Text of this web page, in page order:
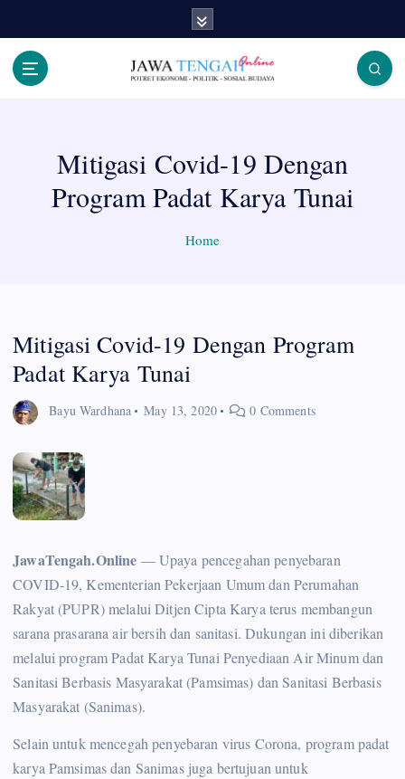
Mitigasi Covid-19 Dengan
Program Padat Karya Tunai
Home
Mitigasi Covid-19 Dengan Program
Padat Karya Tunai
Bayu Wardhana May 13, 2020 0 Comments
JawaTengah.Online — Upaya pencegahan penyebaran
COVID-19, Kementerian Pekerjaan Umum dan Perumahan
Rakyat (PUPR) melalui Ditjen Cipta Karya terus membangun
sarana prasarana air bersih dan sanitasi. Dukungan ini diberikan
melalui program Padat Karya Tunai Penyediaan Air Minum dan
Sanitasi Berbasis Masyarakat (Pamsimas) dan Sanitasi Berbasis
Masyarakat (Sanimas).
Selain untuk mencegah penyebaran virus Corona, program padat
karya Pamsimas dan Sanimas juga bertujuan untuk